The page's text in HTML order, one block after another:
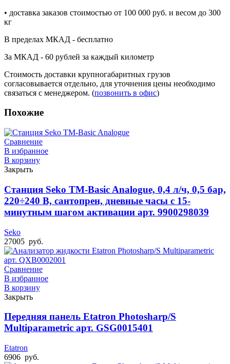
• доставка заказов стоимостью от 100 000 руб. и весом до 300
кг
В пределах МКАД - бесплатно
За МКАД - 60 рублей за каждый километр
Стоимость доставки крупногабаритных грузов
согласовывается отдельно, для уточнения цены необходимо
связаться с менеджером. (позвонить в офис)
Похожие
Сравнение
В избранное
В корзину
Закрыть
Станция Seko TM-Basic Analogue, 0,4 л/ч, 0,5 бар,
220÷240 В, сантопрен, дневные часы с 15-
минутным шагом активации арт. 9900298039
Seko
27005 руб.
Сравнение
В избранное
В корзину
Закрыть
Передняя панель Etatron Photosharp/S
Multiparametric арт. GSG0015401
Etatron
6906 руб.